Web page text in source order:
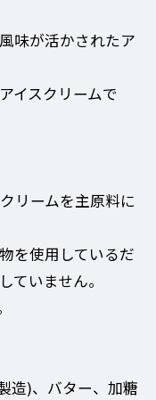
味が活かされたア
イスクリームで
リームを主原料に
を使用しているだ
ていません。
造)、バター、加糖